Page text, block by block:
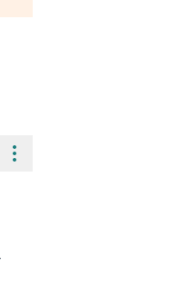
Controls de recursos